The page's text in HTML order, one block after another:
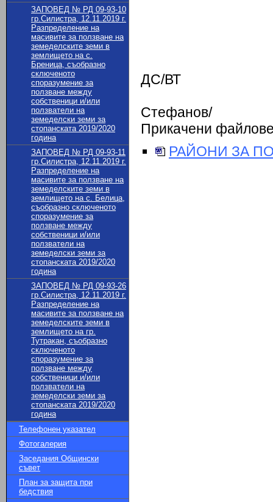
ЗАПОВЕД № РД 09-93-10
гр.Силистра, 12.11.2019 г.
Разпределение на
масивите за ползване на
земеделските земи в
землището на с.
Бреница, съобразно
сключеното
споразумение за
ползване между
собственици и/или
ползватели на
земеделски земи за
стопанската 2019/2020
година
ЗАПОВЕД № РД 09-93-11
гр.Силистра, 12.11.2019 г.
Разпределение на
масивите за ползване на
земеделските земи в
землището на с. Белица,
съобразно сключеното
споразумение за
ползване между
собственици и/или
ползватели на
земеделски земи за
стопанската 2019/2020
година
ЗАПОВЕД № РД 09-93-26
гр.Силистра, 12.11.2019 г.
Разпределение на
масивите за ползване на
земеделските земи в
землището на гр.
Тутракан, съобразно
сключеното
споразумение за
ползване между
собственици и/или
ползватели на
земеделски земи за
стопанската 2019/2020
година
Телефонен указател
Фотогалерия
Заседания Общински
съвет
План за защита при
бедствия
ДС/ВТ
Стефанов/
Прикачени
РАЙОНИ ЗА